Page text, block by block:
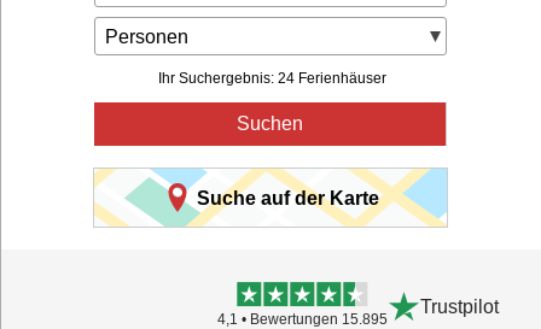
Personen
Ihr Suchergebnis: 24 Ferienhäuser
Suchen
Suche auf der Karte
4,1 • Bewertungen 15.895
Trustpilot